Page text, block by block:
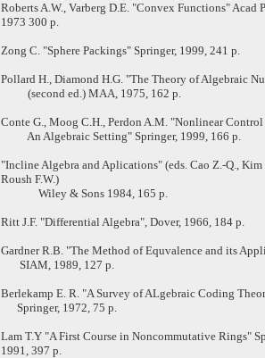
Roberts A.W., Varberg D.E. "Convex Functions" Acad
1973 300 p.
Zong C. "Sphere Packings" Springer, 1999, 241 p.
Pollard H., Diamond H.G. "The Theory of Algebraic
(second ed.) MAA, 1975, 162 p.
Conte G., Moog C.H., Perdon A.M. "Nonlinear Control
An Algebraic Setting" Springer, 1999, 166 p.
"Incline Algebra and Aplications" (eds. Cao Z.-Q., Kim
Roush F.W.)
Wiley & Sons 1984, 165 p.
Ritt J.F. "Differential Algebra", Dover, 1966, 184 p.
Gardner R.B. "The Method of Equvalence and its
SIAM, 1989, 127 p.
Berlekamp E. R. "A Survey of ALgebraic Coding
Springer, 1972, 75 p.
Lam T.Y "A First Course in Noncommutative Rings"
1991, 397 p.